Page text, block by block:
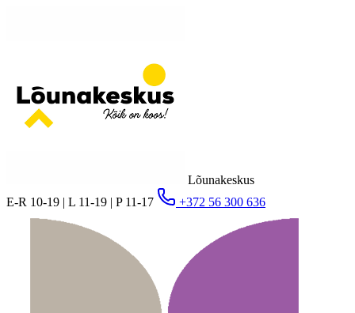
Lõunakeskus
E-R 10-19 | L 11-19 | P 11-17
+372 56 300 636